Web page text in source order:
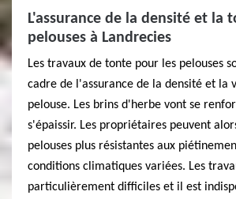
L'assurance de la densité et la
pelouses à Landrecies
Les travaux de tonte pour les pelouses
cadre de l'assurance de la densité et la
pelouse. Les brins d'herbe vont se
s'épaissir. Les propriétaires peuvent
pelouses plus résistantes aux
conditions climatiques variées. Les
particulièrement difficiles et il est